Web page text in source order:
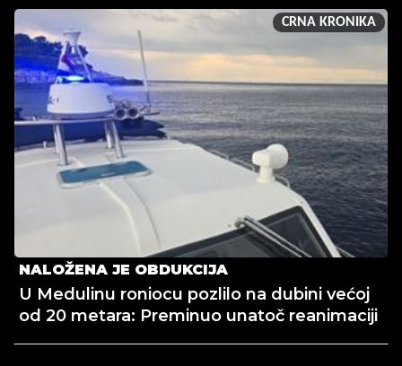
CRNA KRONIKA
NALOŽENA JE OBDUKCIJA
U Medulinu roniocu pozlilo na dubini većoj
od 20 metara: Preminuo unatoč reanimaciji